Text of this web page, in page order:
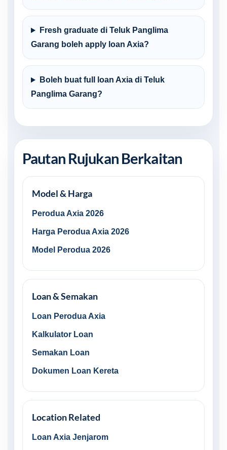
Fresh graduate di Teluk Panglima
Garang boleh apply loan Axia?
Boleh buat full loan Axia di Teluk
Panglima Garang?
Pautan Rujukan Berkaitan
Model & Harga
Perodua Axia 2026
Harga Perodua Axia 2026
Model Perodua 2026
Loan & Semakan
Loan Perodua Axia
Kalkulator Loan
Semakan Loan
Dokumen Loan Kereta
Location Related
Loan Axia Jenjarom